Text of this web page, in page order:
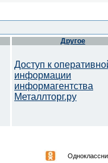
Другое
Доступ к
информации
информагентства
Металлторг.ру